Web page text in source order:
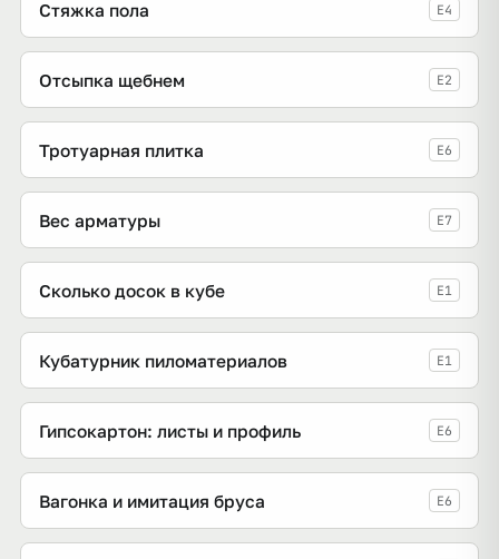
Стяжка пола E4
Отсыпка щебнем E2
Тротуарная плитка E6
Вес арматуры E7
Сколько досок в кубе E1
Кубатурник пиломатериалов E1
Гипсокартон: листы и профиль E6
Вагонка и имитация бруса E6